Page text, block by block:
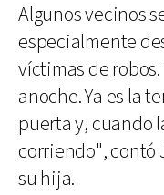
Algunos vecinos
especialmente
víctimas de
anoche. Ya es la
puerta y, cuando
corriendo", contó
su hija.